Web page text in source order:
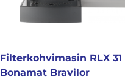
Filterkohvimasin RLX 31
Bonamat Bravilor